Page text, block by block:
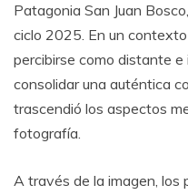
Patagonia San Juan
ciclo 2025. En un
percibirse como distante e
consolidar una auténtica
trascendió los aspectos
fotografía.
A través de la imagen,